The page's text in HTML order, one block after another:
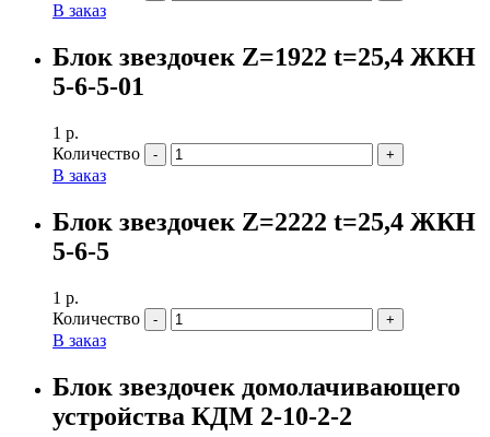
В заказ
Блок звездочек Z=1922 t=25,4 ЖКН
5-6-5-01
1 р.
Количество
В заказ
Блок звездочек Z=2222 t=25,4 ЖКН
5-6-5
1 р.
Количество
В заказ
Блок звездочек домолачивающего
устройства КДМ 2-10-2-2